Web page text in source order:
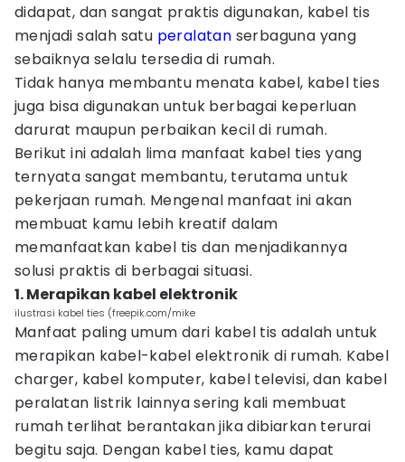
didapat, dan sangat praktis digunakan, kabel tis
menjadi salah satu peralatan serbaguna yang
sebaiknya selalu tersedia di rumah.
Tidak hanya membantu menata kabel, kabel ties
juga bisa digunakan untuk berbagai keperluan
darurat maupun perbaikan kecil di rumah.
Berikut ini adalah lima manfaat kabel ties yang
ternyata sangat membantu, terutama untuk
pekerjaan rumah. Mengenal manfaat ini akan
membuat kamu lebih kreatif dalam
memanfaatkan kabel tis dan menjadikannya
solusi praktis di berbagai situasi.
1. Merapikan kabel elektronik
ilustrasi kabel ties (freepik.com/mike
Manfaat paling umum dari kabel tis adalah untuk
merapikan kabel-kabel elektronik di rumah. Kabel
charger, kabel komputer, kabel televisi, dan kabel
peralatan listrik lainnya sering kali membuat
rumah terlihat berantakan jika dibiarkan terurai
begitu saja. Dengan kabel ties, kamu dapat